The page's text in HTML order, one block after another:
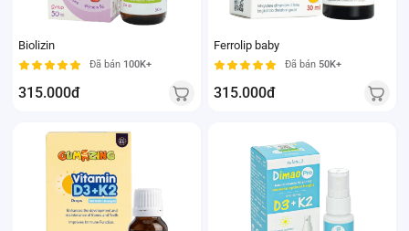
Biolizin
Đã bán 100K+
315.000đ
Ferrolip baby
Đã bán 50K+
315.000đ